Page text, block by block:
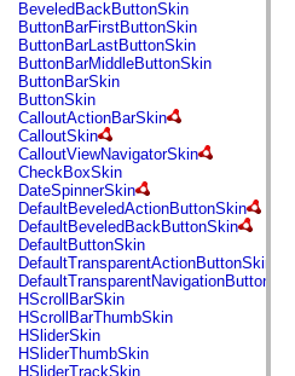
fl.ik
fl.lang
fl.livepreview
fl.managers
fl.motion
fl.motion.easing
fl.rsl
fl.text
fl.transitions
fl.transitions.easing
fl.video
flash.accessibility
flash.concurrent
flash.crypto
flash.data
flash.desktop
flash.display
flash.display3D
flash.display3D.textures
flash.errors
BeveledBackButtonSkin
ButtonBarFirstButtonSkin
ButtonBarLastButtonSkin
ButtonBarMiddleButtonSkin
ButtonBarSkin
ButtonSkin
CalloutActionBarSkin
CalloutSkin
CalloutViewNavigatorSkin
CheckBoxSkin
DateSpinnerSkin
DefaultBeveledActionButtonSkin
DefaultBeveledBackButtonSkin
DefaultButtonSkin
DefaultTransparentActionButtonSkin
DefaultTransparentNavigationButtonSkin
HScrollBarSkin
HScrollBarThumbSkin
HSliderSkin
HSliderThumbSkin
HSliderTrackSkin